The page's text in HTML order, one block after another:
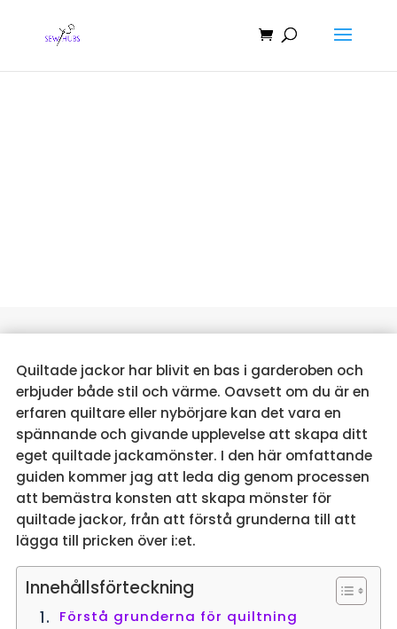
Quiltade jackor har blivit en bas i garderoben och
erbjuder både stil och värme. Oavsett om du är en
erfaren quiltare eller nybörjare kan det vara en
spännande och givande upplevelse att skapa ditt
eget quiltade jackamönster. I den här omfattande
guiden kommer jag att leda dig genom processen
att bemästra konsten att skapa mönster för
quiltade jackor, från att förstå grunderna till att
lägga till pricken över i:et.
Innehållsförteckning
Förstå grunderna för quiltning